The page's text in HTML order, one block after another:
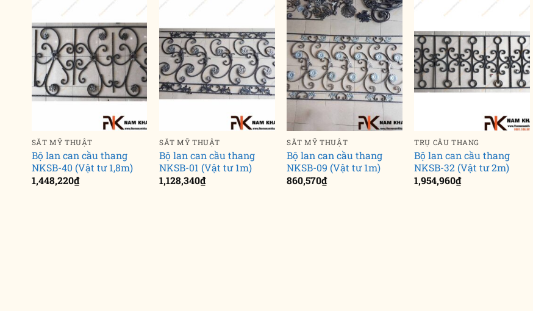
SẮT MỸ THUẬT
Bộ lan can cầu thang
NKSB-40 (Vật tư 1,8m)
1,448,220₫
SẮT MỸ THUẬT
Bộ lan can cầu thang
NKSB-01 (Vật tư 1m)
1,128,340₫
SẮT MỸ THUẬT
Bộ lan can cầu thang
NKSB-09 (Vật tư 1m)
860,570₫
TRỤ CẦU THANG
Bộ lan can cầu thang
NKSB-32 (Vật tư 2m)
1,954,960₫